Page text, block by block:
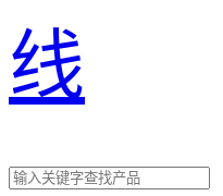
线